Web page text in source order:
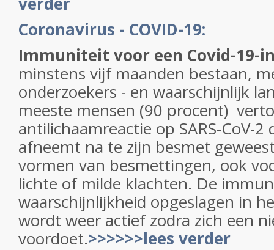
Coronavirus - COVID-19:
Immuniteit voor een Covid-19-
minstens vijf maanden bestaan,
onderzoekers - en waarschijnlijk
meeste mensen (90 procent)
antilichaamreactie op SARS-CoV-2
afneemt na te zijn besmet
vormen van besmettingen, ook
lichte of milde klachten. De
waarschijnlijkheid opgeslagen in
wordt weer actief zodra zich een
voordoet.>>>>>>lees verder